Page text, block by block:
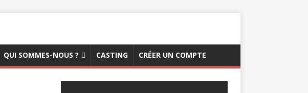
QUI SOMMES-NOUS ? CASTING CRÉER UN COMPTE